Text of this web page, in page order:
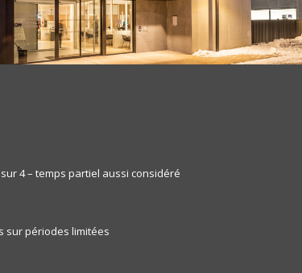
4 – temps partiel aussi considéré
sur périodes limitées